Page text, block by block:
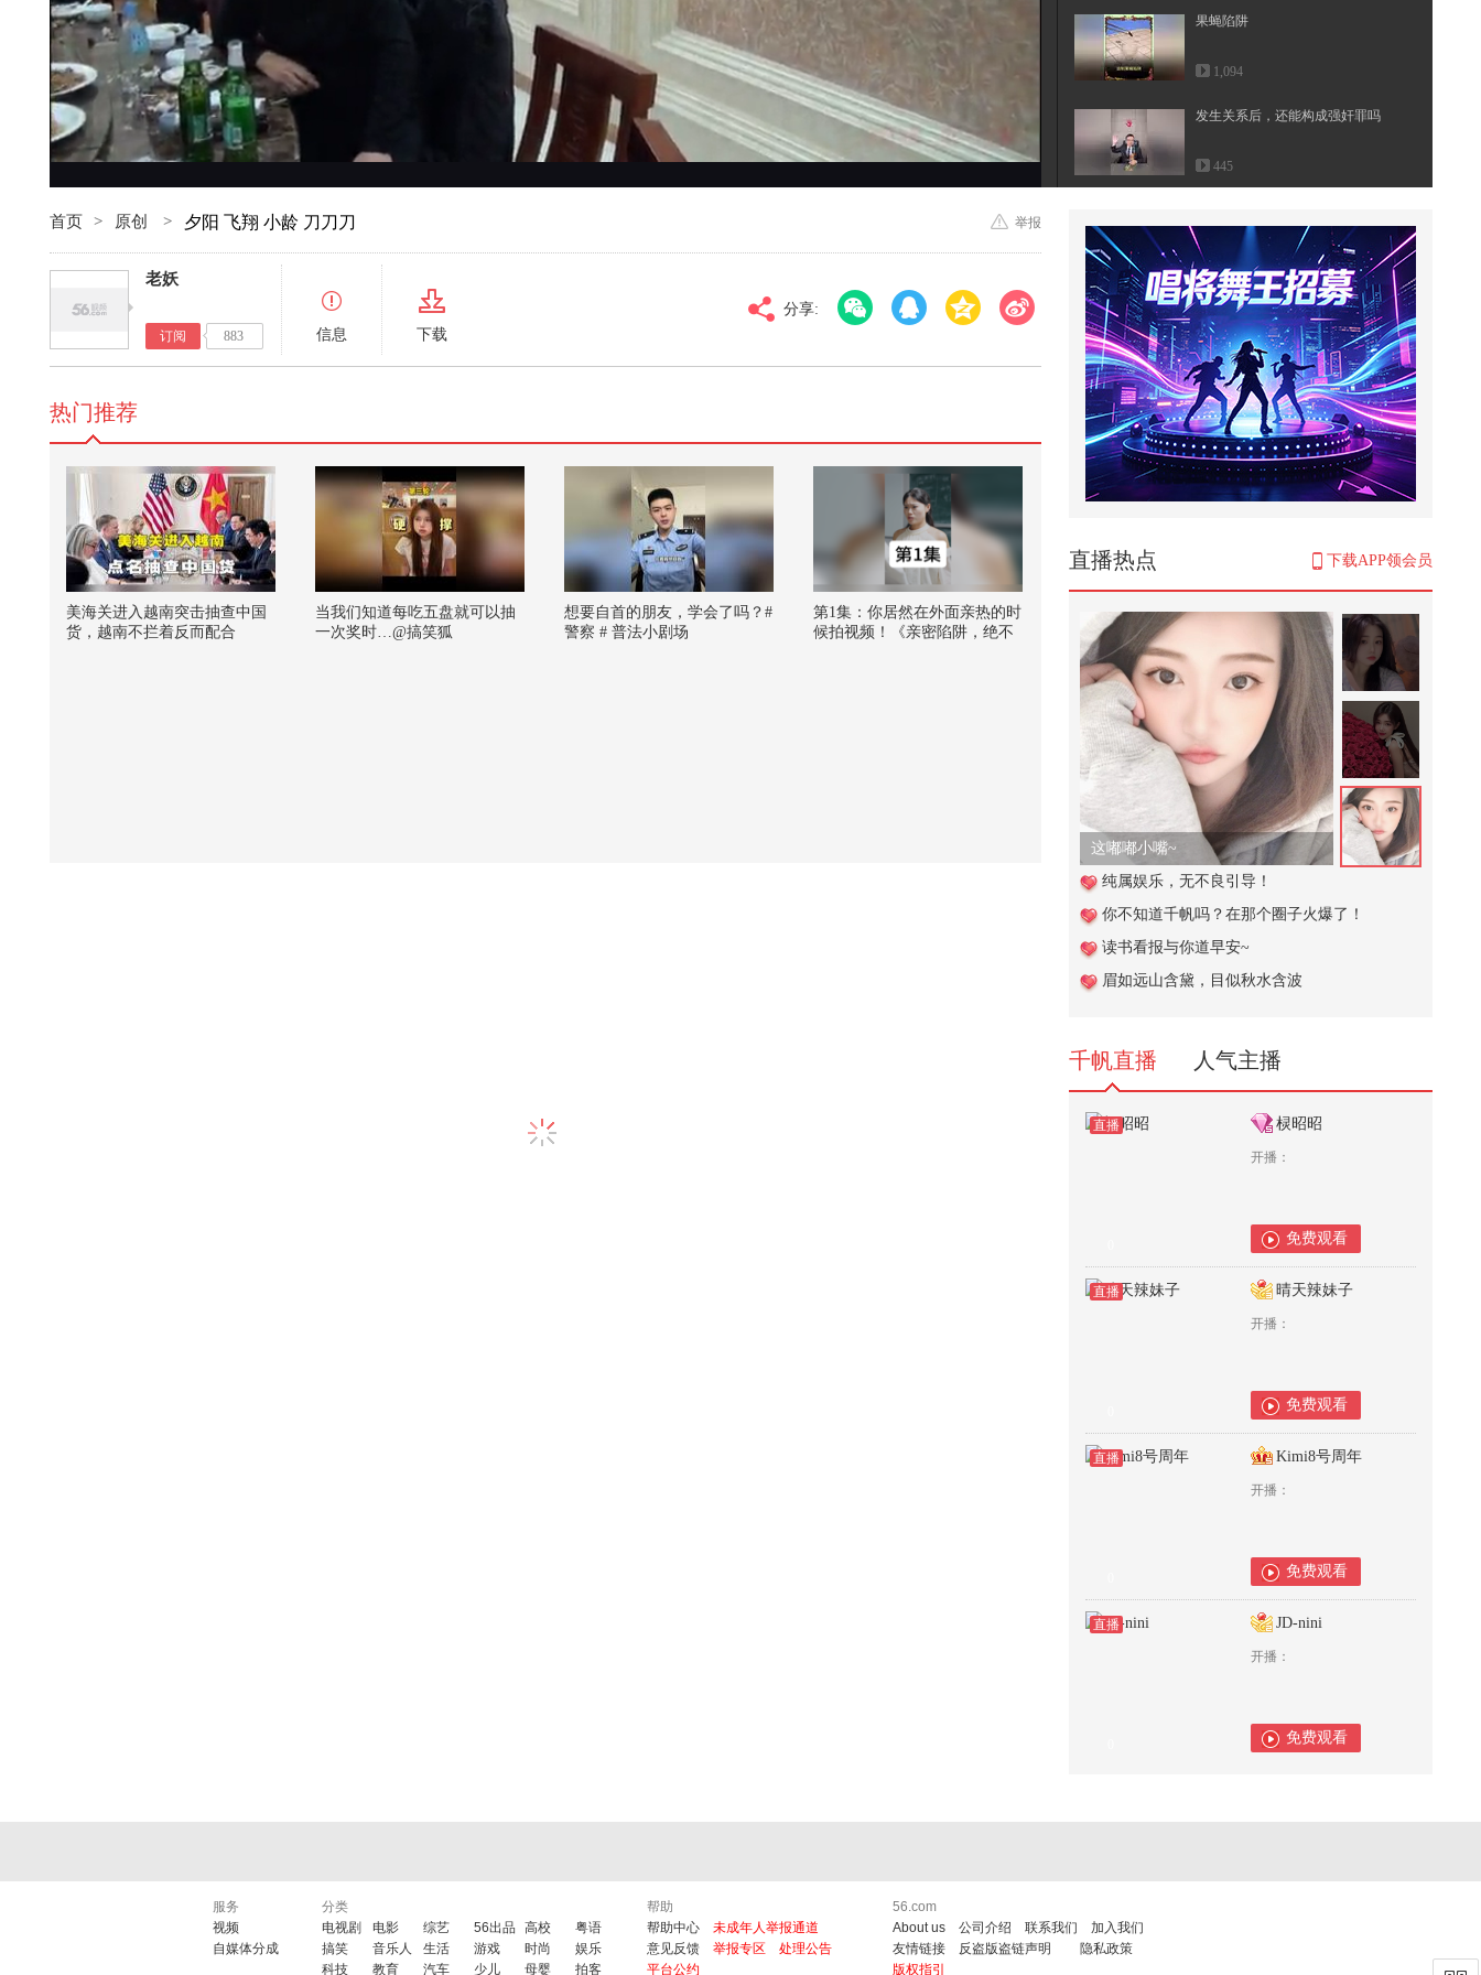
高清 倍速
对比度 100
果蝇陷阱
1,094
发生关系后，还能构成强奸罪吗
445
战五面怪，治疗基地重新复活
1,106
又想吃核弹了？高市早苗重走八十
年前老路，俄罗斯怒斥日本找死
14,361
2只雪王抢雪妹在路边打架，重庆
参加飕狗大赛，单挑异术罗馆长
2,606
切掉了手指头
今天挑战小朋友版本的男生女生向
前冲，实在是太难啦！@搜狐体育
魏凤和案、李尚福案一审宣判
周总理力保陈毅评元帅，为何不保
邓小平？
399
#搜狐视频关注流2025影像大赛
10,229
11's Vlog·成都行开启！体验自制担
担面 小熊盲盒很美萌~【一镜解
首页 > 原创 > 夕阳 飞翔 小龄 刀刀刀 举报
老妖
订阅 883 信息 下载
分享:
直播热点 下载APP领会员
这嘟嘟小嘴~
纯属娱乐，无不良引导！
你不知道千帆吗？在那个圈子火爆了！
读书看报与你道早安~
眉如远山含黛，目似秋水含波
千帆直播 人气主播
直播 棂昭昭
开播：
免费观看
直播 晴天辣妹子
开播：
免费观看
直播 Kimi8号周年
开播：
免费观看
直播 JD-nini
开播：
免费观看
热门推荐
美海关进入越南突击抽查中国
货，越南不拦着反而配合
当我们知道每吃五盘就可以抽
一次奖时…@搞笑狐
想要自首的朋友，学会了吗？#
警察 # 普法小剧场
第1集：你居然在外面亲热的时
候拍视频！《亲密陷阱，绝不
服务
视频
自媒体分成
分类
电视剧
电影 综艺 56出品 高校
粤语
搞笑
音乐人 生活 游戏 时尚
娱乐
科技
教育 汽车 少儿 母婴 拍客
帮助
帮助中心
未成年人举报通道
意见反馈
举报专区
处理公告
平台公约
56.com
About us
公司介绍 联系我们
加入我们
友情链接
反盗版盗链声明
隐私政策
版权指引